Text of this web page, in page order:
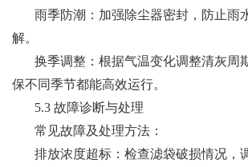
雨季防潮：加强除尘器密封，防止雨
解。
换季调整：根据气温变化调整清灰周
保不同季节都能高效运行。
5.3 故障诊断与处理
常见故障及处理方法：
排放浓度超标：检查滤袋破损情况，